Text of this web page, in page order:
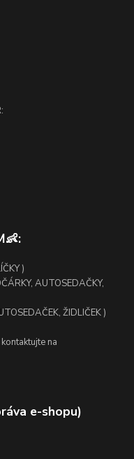
)
AUTOSEDAČKY,
ŽIDLIČEK )
na
e-shopu)